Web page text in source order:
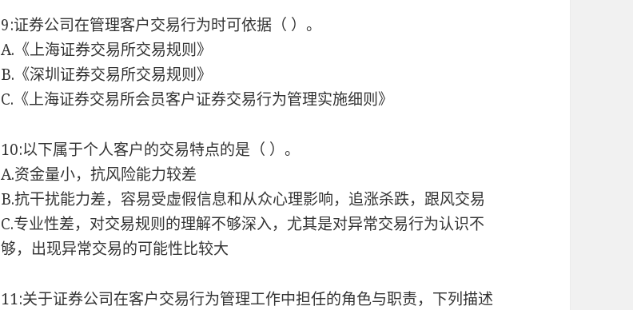
9:证券公司在管理客户交易行为时可依据（ ）。
A.《上海证券交易所交易规则》
B.《深圳证券交易所交易规则》
C.《上海证券交易所会员客户证券交易行为管理实施细则》
10:以下属于个人客户的交易特点的是（ ）。
A.资金量小，抗风险能力较差
B.抗干扰能力差，容易受虚假信息和从众心理影响，追涨杀跌，跟风交易
C.专业性差，对交易规则的理解不够深入，尤其是对异常交易行为认识不
够，出现异常交易的可能性比较大
11:关于证券公司在客户交易行为管理工作中担任的角色与职责，下列描述